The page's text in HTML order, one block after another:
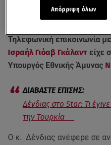
Τηλεφωνική επικοινωνία
Ισραήλ Γιόαβ Γκάλαντ είχε
Υπουργός Εθνικής Άμυνας
Δένδιας στο Star: Τι
την Τουρκία
Ο κ. Δένδιας ανέφερε σε
Απόρριψη όλων